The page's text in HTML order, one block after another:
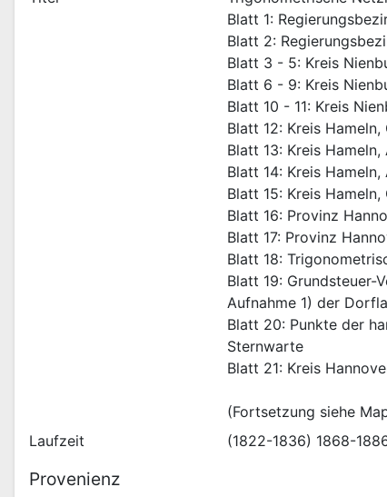
Blatt 1:
Blatt 2:
Blatt 3 - 5: Kreis
Blatt 6 - 9: Kreis
Blatt 10 - 11: Kreis
Blatt 12: Kreis
Blatt 13: Kreis
Blatt 14: Kreis
Blatt 15: Kreis
Blatt 16: Provinz
Blatt 17: Provinz
Blatt 18:
Blatt 19: Grundsteuer-
Aufnahme 1) der
Blatt 20: Punkte der
Sternwarte
Blatt 21: Kreis
(Fortsetzung siehe
Laufzeit
(1822-1836) 1868-
Provenienz